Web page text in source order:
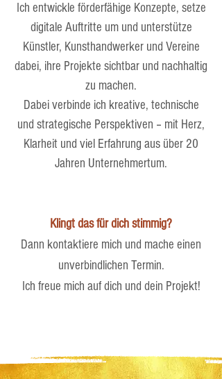
Ich entwickle förderfähige Konzepte, setze
digitale Auftritte um und unterstütze
Künstler, Kunsthandwerker und Vereine
dabei, ihre Projekte sichtbar und nachhaltig
zu machen.
Dabei verbinde ich kreative, technische
und strategische Perspektiven – mit Herz,
Klarheit und viel Erfahrung aus über 20
Jahren Unternehmertum.
Klingt das für dich stimmig?
Dann kontaktiere mich und mache einen
unverbindlichen Termin.
Ich freue mich auf dich und dein Projekt!